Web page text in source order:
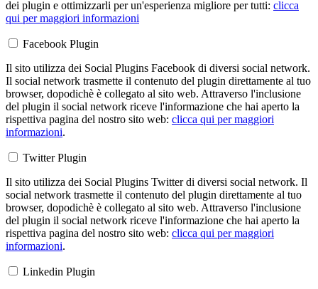
dei plugin e ottimizzarli per un'esperienza migliore per tutti: clicca
qui per maggiori informazioni
Facebook Plugin
Il sito utilizza dei Social Plugins Facebook di diversi social network.
Il social network trasmette il contenuto del plugin direttamente al tuo
browser, dopodichè è collegato al sito web. Attraverso l'inclusione
del plugin il social network riceve l'informazione che hai aperto la
rispettiva pagina del nostro sito web: clicca qui per maggiori
informazioni.
Twitter Plugin
Il sito utilizza dei Social Plugins Twitter di diversi social network. Il
social network trasmette il contenuto del plugin direttamente al tuo
browser, dopodichè è collegato al sito web. Attraverso l'inclusione
del plugin il social network riceve l'informazione che hai aperto la
rispettiva pagina del nostro sito web: clicca qui per maggiori
informazioni.
Linkedin Plugin